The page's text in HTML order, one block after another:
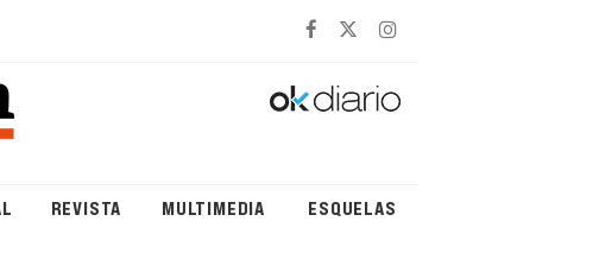
REVISTA MULTIMEDIA ESQUELAS